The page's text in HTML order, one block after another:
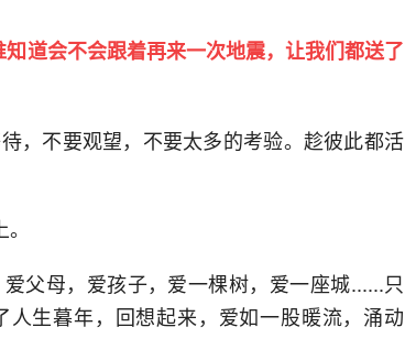
道会不会跟着再来一次地震，让我们都送了
，不要观望，不要太多的考验。趁彼此都活
父母，爱孩子，爱一棵树，爱一座城......只
生暮年，回想起来，爱如一股暖流，涌动